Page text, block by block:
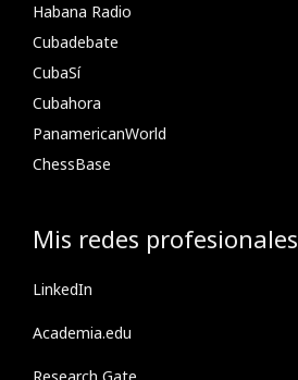
Habana Radio
Cubadebate
CubaSí
Cubahora
PanamericanWorld
ChessBase
Mis redes profesionales
LinkedIn
Academia.edu